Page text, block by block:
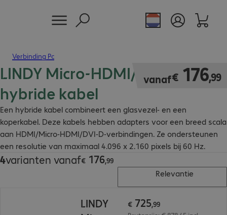
Verbinding Pc
LINDY Micro-HDMI/HDMI/DVI
hybride kabel
Een hybride kabel combineert een glasvezel- en een
koperkabel. Deze kabels hebben adapters voor een breed scala
aan HDMI/Micro-HDMI/DVI-D-verbindingen. Ze ondersteunen
een resolutie van maximaal 4.096 x 2.160 pixels bij 60 Hz.
vanaf€ 176,99
€ 176,99
4varianten vanaf€ 176,99
€ 176,99
Relevantie
LINDY
€ 725,99